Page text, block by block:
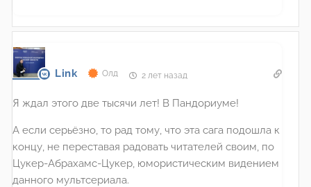
Link Олд 2 лет назад
Я ждал этого две тысячи лет! В Пандориуме!
А если серьёзно, то рад тому, что эта сага подошла к
концу, не переставая радовать читателей своим, по
Цукер-Абрахамс-Цукер, юмористическим видением
данного мультсериала.